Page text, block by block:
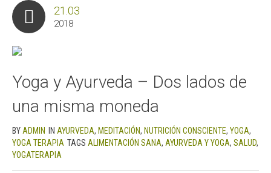
21.03
2018
Yoga y Ayurveda – Dos lados de
una misma moneda
BY ADMIN IN AYURVEDA, MEDITACIÓN, NUTRICIÓN CONSCIENTE, YOGA,
YOGA TERAPIA TAGS ALIMENTACIÓN SANA, AYURVEDA Y YOGA, SALUD,
YOGATERAPIA